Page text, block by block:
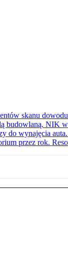
skanu
budowlaną. NIK
do wynajęcia
przez rok.